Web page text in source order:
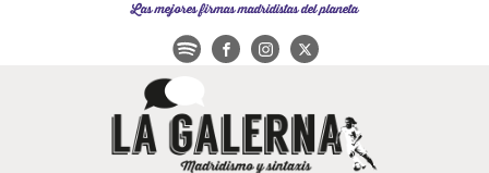
Las mejores firmas madridistas del planeta